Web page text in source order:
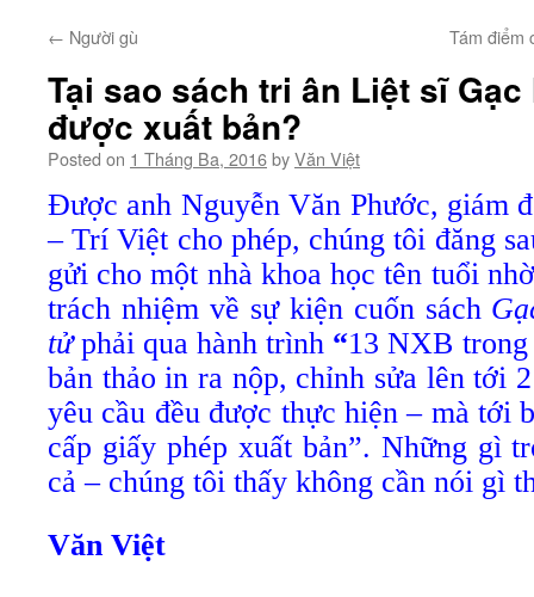
← Người gù Tám điểm
Tại sao sách tri ân Liệt sĩ
được xuất bản?
Posted on 1 Tháng Ba, 2016byVăn Việt
Được anh Nguyễn Văn Phước, giám
– Trí Việt cho phép, chúng tôi đăng
gửi cho một nhà khoa học tên tuổi
trách nhiệm về sự kiện cuốn sách
tửphải qua hành trình “13 NXB
bản thảo in ra nộp, chỉnh sửa lên tới
yêu cầu đều được thực hiện – mà tới
cấp giấy phép xuất bản”. Những gì
cả – chúng tôi thấy không cần nói gì
Văn Việt